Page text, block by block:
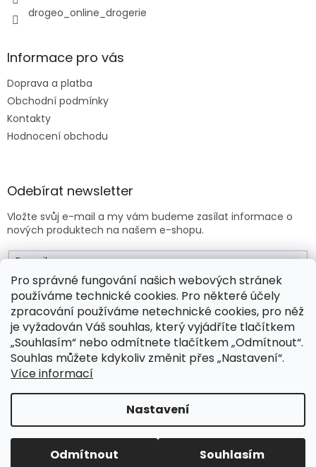
Pro správné fungování našich webových stránek
používáme technické cookies. Pro některé účely
zpracování používáme netechnické cookies, pro něž
je vyžadován Váš souhlas, který vyjádříte tlačítkem
„Souhlasím“ nebo odmítnete tlačítkem „Odmítnout“.
Souhlas můžete kdykoliv změnit přes „Nastavení“.
Více informací
Nastavení
Odmítnout Souhlasím
drogeo_online_drogerie
Informace pro vás
Doprava a platba
Obchodní podmínky
Kontakty
Hodnocení obchodu
Odebírat newsletter
Vložte svůj e-mail a my vám budeme zasílat informace o
nových produktech na našem e-shopu.
E-mail
Vložením e-mailu souhlasíte sobchodními podmínkami .
PŘIHLÁSIT SE
Copyright 2026Drogeo.cz. Všechna práva vyhrazena.
Upravit nastavení cookies